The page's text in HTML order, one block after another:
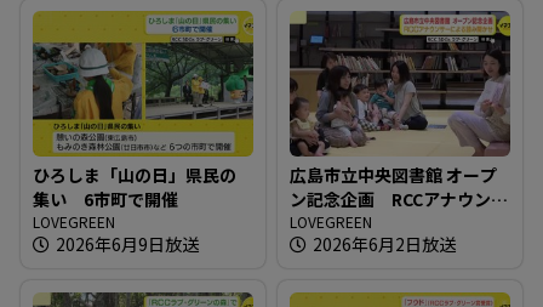
ひろしま「山の日」県民の
集い 6市町で開催
LOVEGREEN
2026年6月9日放送
広島市立中央図書館 オープ
ン記念企画 RCCアナウンサ
ーによる読み聞かせ
LOVEGREEN
2026年6月2日放送